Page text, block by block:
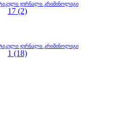
ჟურნალი კრიმინოლიგი
17 (2)
ჟურნალი კრიმინოლიგი
1 (18)